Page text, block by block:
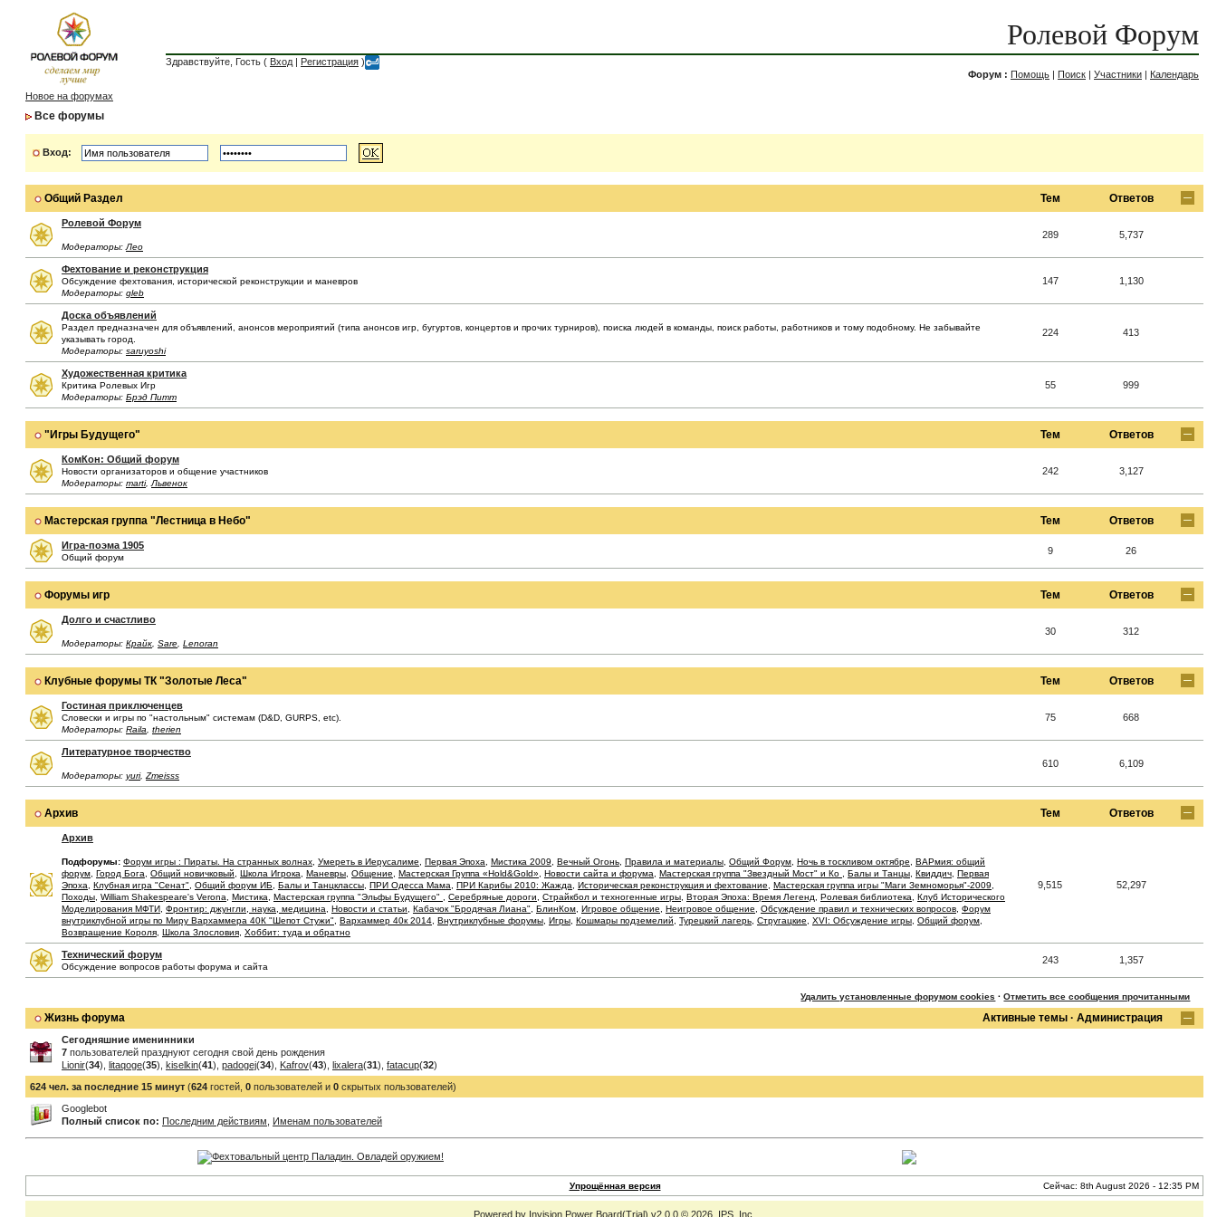
Ролевой Форум
Здравствуйте, Гость ( Вход | Регистрация )
Форум : Помощь | Поиск | Участники | Календарь
Новое на форумах
Все форумы
Вход:
Общий Раздел Тем Ответов
Ролевой Форум
Модераторы: Лео
289 5,737
Фехтование и реконструкция
Обсуждение фехтования, исторической реконструкции и маневров
Модераторы: gleb
147 1,130
Доска объявлений
Раздел предназначен для объявлений, анонсов мероприятий (типа анонсов игр, бугуртов, концертов и прочих турниров), поиска людей в команды, поиск работы, работников и тому подобному. Не забывайте
указывать город.
Модераторы: saruyoshi
224 413
Художественная критика
Критика Ролевых Игр
Модераторы: Брэд Питт
55 999
"Игры Будущего" Тем Ответов
КомКон: Общий форум
Новости организаторов и общение участников
Модераторы: marti, Львенок
242 3,127
Мастерская группа "Лестница в Небо" Тем Ответов
Игра-поэма 1905
Общий форум
9 26
Форумы игр Тем Ответов
Долго и счастливо
Модераторы: Крайк Sare Lenoran
30 312
Клубные форумы ТК "Золотые Леса" Тем Ответов
Гостиная приключенцев
Словески и игры по "настольным" системам (D&D, GURPS, etc).
Модераторы: Raila therien
75 668
Литературное творчество
Модераторы: yuri, Zmeisss
610 6,109
Архив Тем Ответов
Архив
Подфорумы: Форум игры : Пираты. На странных волнах Умереть в Иерусалиме Первая Эпоха Мистика 2009 Вечный Огонь Правила и материалы Общий Форум Ночь в тоскливом октябре
ВАРмия: общий
форум Город Бога Общий новичковый Школа Игрока Маневры Общение Мастерская Группа «Hold&Gold» Новости сайта и форума Мастерская группа "Звездный Мост" и Ко Балы и Танцы Квиддич Первая
Эпоха
Клубная игра "Сенат" Общий форум ИБ Балы и Танцклассы ПРИ Одесса Мама ПРИ Карибы 2010: Жажда Историческая реконструкция и фехтование Мастерская группа игры "Маги Земноморья"-2009
Походы William Shakespeare's Verona Мистика Мастерская группа "Эльфы Будущего" Серебряные дороги Страйкбол и техногенные игры Вторая Эпоха: Время Легенд Ролевая библиотека
Клуб Исторического
Моделирования МФТИ Фронтир: джунгли, наука, медицина Новости и статьи Кабачок "Бродячая Лиана" БлинКом Игровое общение Неигровое общение Обсуждение правил и технических вопросов Форум
внутриклубной игры по Миру Вархаммера 40К "Шепот Стужи" Вархаммер 40к 2014 Внутриклубные форумы Игры Кошмары подземелий Турецкий лагерь Стругацкие XVI: Обсуждение игры Общий форум
Возвращение Короля Школа Злословия Хоббит: туда и обратно
9,515 52,297
Технический форум
Обсуждение вопросов работы форума и сайта
243 1,357
Удалить установленные форумом cookies ·Отметить все сообщения прочитанными
Жизнь форума Активные темы · Администрация
Сегодняшние именинники
7 пользователей празднуют сегодня свой день рождения
Lionir(34), litaqoge(35), kiselkin(41), padogej(34), Kafrov(43), lixalera(31), fatacup(32)
624 чел. за последние 15 минут (624 гостей, 0 пользователей и 0 скрытых пользователей)
Googlebot
Полный список по: Последним действиям Именам пользователей
Упрощённая версия Сейчас: 8th August 2026 - 12:35 PM
Powered by Invision Power Board(Trial) v2.0.0 © 2026 IPS, Inc.